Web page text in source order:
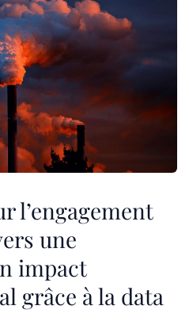
l’engagement
une
impact
grâce à la data